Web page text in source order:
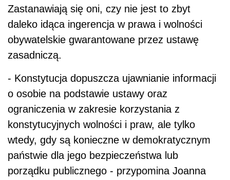
Zastanawiają się oni, czy nie jest to zbyt
daleko idąca ingerencja w prawa i wolności
obywatelskie gwarantowane przez ustawę
zasadniczą.
- Konstytucja dopuszcza ujawnianie informacji
o osobie na podstawie ustawy oraz
ograniczenia w zakresie korzystania z
konstytucyjnych wolności i praw, ale tylko
wtedy, gdy są konieczne w demokratycznym
państwie dla jego bezpieczeństwa lub
porządku publicznego - przypomina Joanna